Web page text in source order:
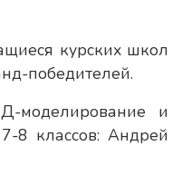
курских школ
победителей.
моделирование и
8 классов: Андрей